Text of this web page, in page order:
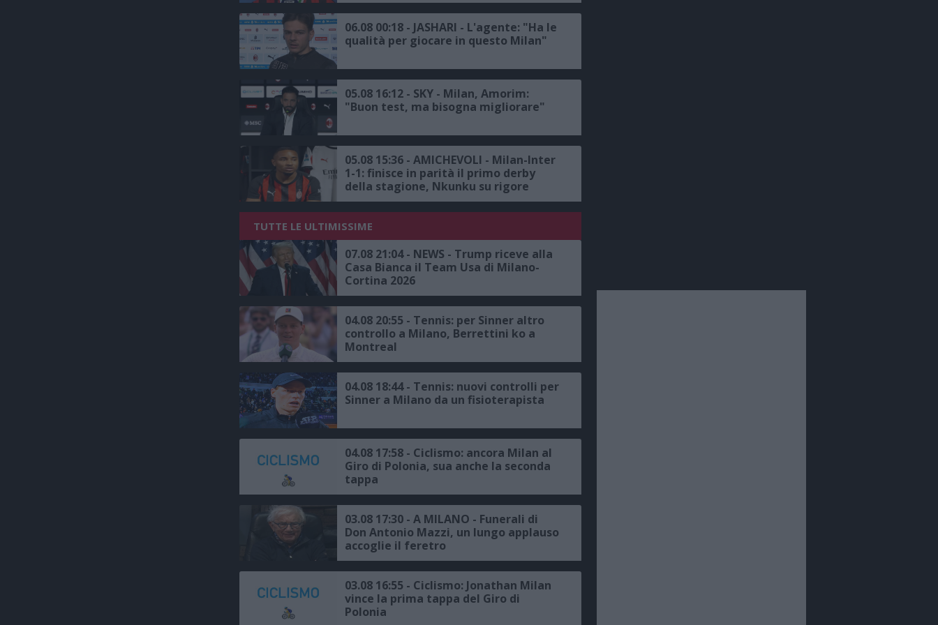
06.08 00:18 - JASHARI - L'agente: "Ha le
qualità per giocare in questo Milan"
05.08 16:12 - SKY - Milan, Amorim:
"Buon test, ma bisogna migliorare"
05.08 15:36 - AMICHEVOLI - Milan-Inter
1-1: finisce in parità il primo derby
della stagione, Nkunku su rigore
risponde a Dimarco
TUTTE LE ULTIMISSIME
07.08 21:04 - NEWS - Trump riceve alla
Casa Bianca il Team Usa di Milano-
Cortina 2026
04.08 20:55 - Tennis: per Sinner altro
controllo a Milano, Berrettini ko a
Montreal
04.08 18:44 - Tennis: nuovi controlli per
Sinner a Milano da un fisioterapista
04.08 17:58 - Ciclismo: ancora Milan al
Giro di Polonia, sua anche la seconda
tappa
03.08 17:30 - A MILANO - Funerali di
Don Antonio Mazzi, un lungo applauso
accoglie il feretro
03.08 16:55 - Ciclismo: Jonathan Milan
vince la prima tappa del Giro di
Polonia